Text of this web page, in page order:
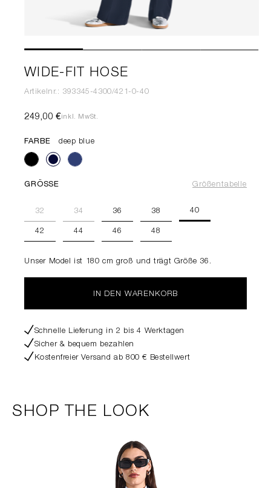
WIDE-FIT HOSE
Artikelnr.: 393345-4300/421-0-40
249,00 €inkl. MwSt.
FARBE deep blue
GRÖSSE Größentabelle
32 34 36 38 40
42 44 46 48
Unser Model ist 180 cm groß und trägt Größe 36.
IN DEN WARENKORB
Schnelle Lieferung in 2 bis 4 Werktagen
Sicher & bequem bezahlen
Kostenfreier Versand ab 800 € Bestellwert
SHOP THE LOOK